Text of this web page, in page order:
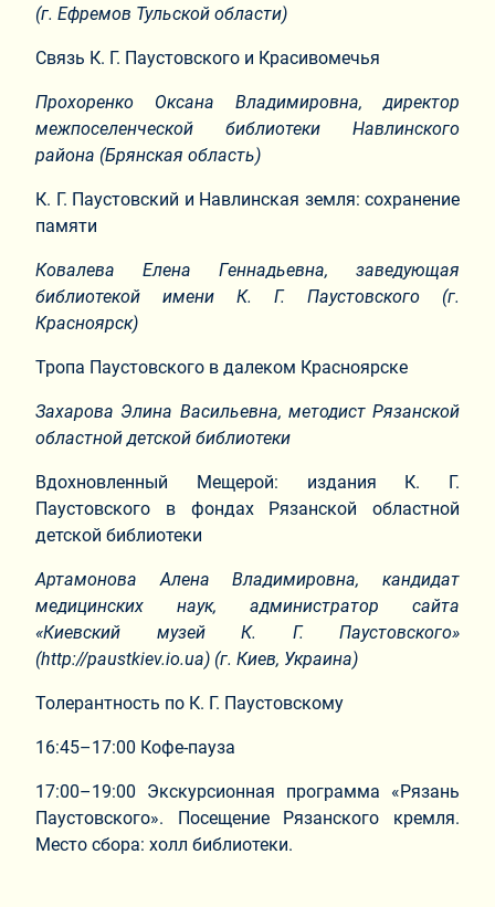
(г. Ефремов Тульской области)
Связь К. Г. Паустовского и Красивомечья
Прохоренко Оксана Владимировна, директор
межпоселенческой библиотеки Навлинского
района (Брянская область)
К. Г. Паустовский и Навлинская земля: сохранение
памяти
Ковалева Елена Геннадьевна, заведующая
библиотекой имени К. Г. Паустовского (г.
Красноярск)
Тропа Паустовского в далеком Красноярске
Захарова Элина Васильевна, методист Рязанской
областной детской библиотеки
Вдохновленный Мещерой: издания К. Г.
Паустовского в фондах Рязанской областной
детской библиотеки
Артамонова Алена Владимировна, кандидат
медицинских наук, администратор сайта
«Киевский музей К. Г. Паустовского»
(http://paustkiev.io.ua) (г. Киев, Украина)
Толерантность по К. Г. Паустовскому
16:45–17:00 Кофе-пауза
17:00–19:00 Экскурсионная программа «Рязань
Паустовского». Посещение Рязанского кремля.
Место сбора: холл библиотеки.